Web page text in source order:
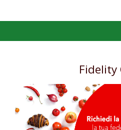
Fidelity